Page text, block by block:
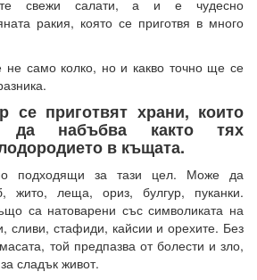
свежи салати, а и е чудесно
ракия, която се приготвя в много
не само колко, но и какво точно ще се
се приготвят храни, които
да набъбва както тях
в къщата.
подходящи за тази цел. Може да
жито, леща, ориз, булгур, пуканки.
са натоварени със символиката на
сливи, стафиди, кайсии и орехите. Без
той предпазва от болести и зло,
сладък живот.